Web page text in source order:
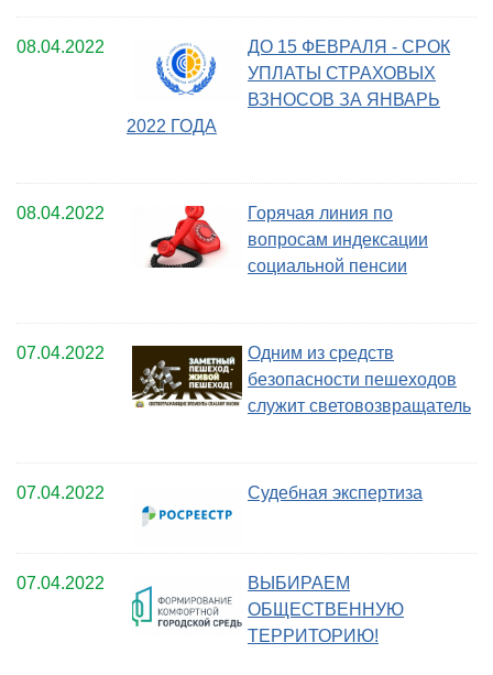
08.04.2022
ДО 15 ФЕВРАЛЯ - СРОК
УПЛАТЫ СТРАХОВЫХ
ВЗНОСОВ ЗА ЯНВАРЬ
2022 ГОДА
08.04.2022
Горячая линия по
вопросам индексации
социальной пенсии
07.04.2022
Одним из средств
безопасности пешеходов
служит световозвращатель
07.04.2022 Судебная экспертиза
07.04.2022
ВЫБИРАЕМ
ОБЩЕСТВЕННУЮ
ТЕРРИТОРИЮ!